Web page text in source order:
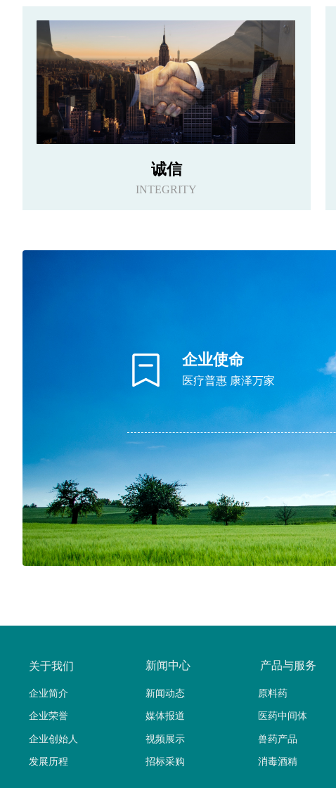
企业使命
医疗普惠 康泽万家
诚信
INTEGRITY
企业简介
企业荣誉
企业创始人
发展历程
关于我们
新闻动态
媒体报道
视频展示
招标采购
新闻中心
原料药
医药中间体
兽药产品
消毒酒精
产品与服务